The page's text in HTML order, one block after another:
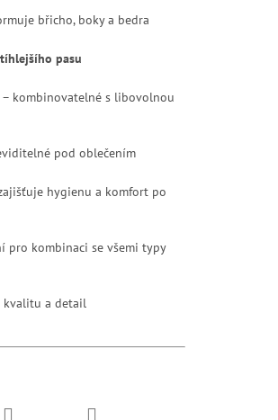
břicho, boky a bedra
pasu
kombinovatelné s libovolnou
pod oblečením
hygienu a komfort po
pro kombinaci se všemi typy
a detail